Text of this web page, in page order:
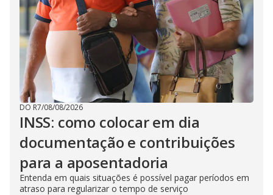
DO R7/08/08/2026
INSS: como colocar em dia
documentação e contribuições
para a aposentadoria
Entenda em quais situações é possível pagar períodos em
atraso para regularizar o tempo de serviço